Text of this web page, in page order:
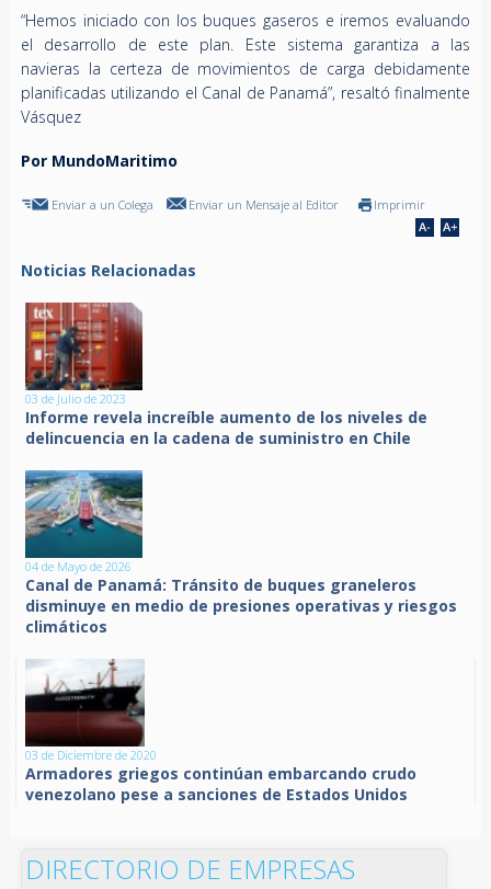
“Hemos iniciado con los buques gaseros e iremos evaluando
el desarrollo de este plan. Este sistema garantiza a las
navieras la certeza de movimientos de carga debidamente
planificadas utilizando el Canal de Panamá”, resaltó finalmente
Vásquez
Por MundoMaritimo
Enviar a un Colega Enviar un Mensaje al Editor Imprimir
Noticias Relacionadas
03 de Julio de 2023
Informe revela increíble aumento de los niveles de
delincuencia en la cadena de suministro en Chile
04 de Mayo de 2026
Canal de Panamá: Tránsito de buques graneleros
disminuye en medio de presiones operativas y riesgos
climáticos
03 de Diciembre de 2020
Armadores griegos continúan embarcando crudo
venezolano pese a sanciones de Estados Unidos
DIRECTORIO DE EMPRESAS